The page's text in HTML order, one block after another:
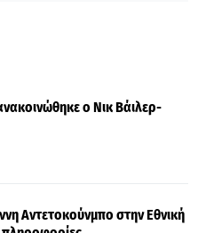
ο Νικ Βάιλερ-
Αντετοκούνμπο στην Εθνική